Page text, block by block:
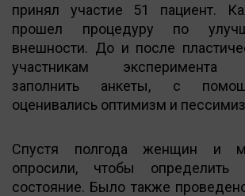
принял участие 51 пациент.
прошел процедуру по
внешности. До и после
участникам эксперимента
заполнить анкеты, с
оценивались оптимизм и
Спустя полгода женщин и
опросили, чтобы
состояние. Было также